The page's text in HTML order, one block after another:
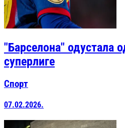
"Барселона" одустала
суперлиге
Спорт
07.02.2026.